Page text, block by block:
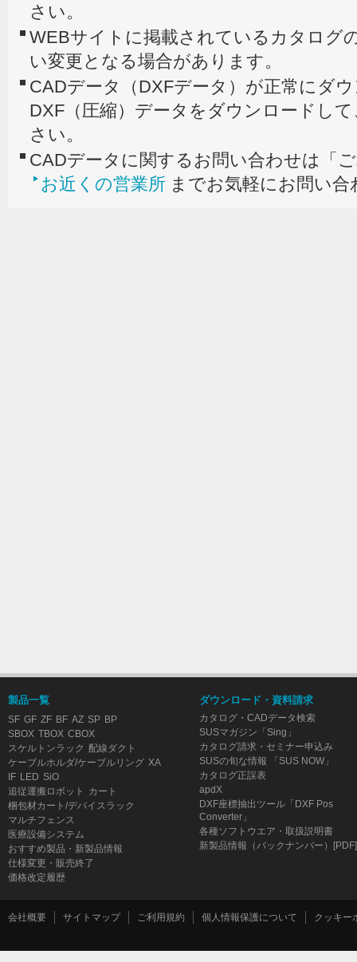
さい。
WEBサイトに掲載されているカタログ
い変更となる場合があります。
CADデータ（DXFデータ）が正常にダ
DXF（圧縮）データをダウンロードし
さい。
CADデータに関するお問い合わせは「
お近くの営業所 までお気軽にお問い
製品一覧
SF GF ZF BF AZ SP BP
SBOX TBOX CBOX
スケルトンラック 配線ダクト
ケーブルホルダ/ケーブルリング XA
IF LED SiO
追従運搬ロボット
カート
梱包材カート/デバイスラック
マルチフェンス
医療設備システム
おすすめ製品・新製品情報
仕様変更・販売終了
価格改定履歴
ダウンロード・資料請求
カタログ・CADデータ検索
SUSマガジン「Sing」
カタログ請求・セミナー申込み
SUSの旬な情報 「SUS NOW」
カタログ正誤表
apdX
DXF座標抽出ツール「DXF Pos
Converter」
各種ソフトウエア・取扱説明書
新製品情報（バックナンバー）[PDF]
会社概要 サイトマップ ご利用規約 個人情報保護について クッキー